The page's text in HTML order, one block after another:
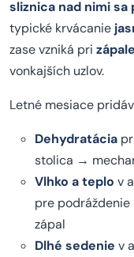
sliznica nad nimi sa
typické krvácanie
zase vzniká pri
vonkajších uzlov.
Letné mesiace
Dehydratácia
stolica →
Vlhko a teplo v
pre podráždenie
zápal
Dlhé sedenie v